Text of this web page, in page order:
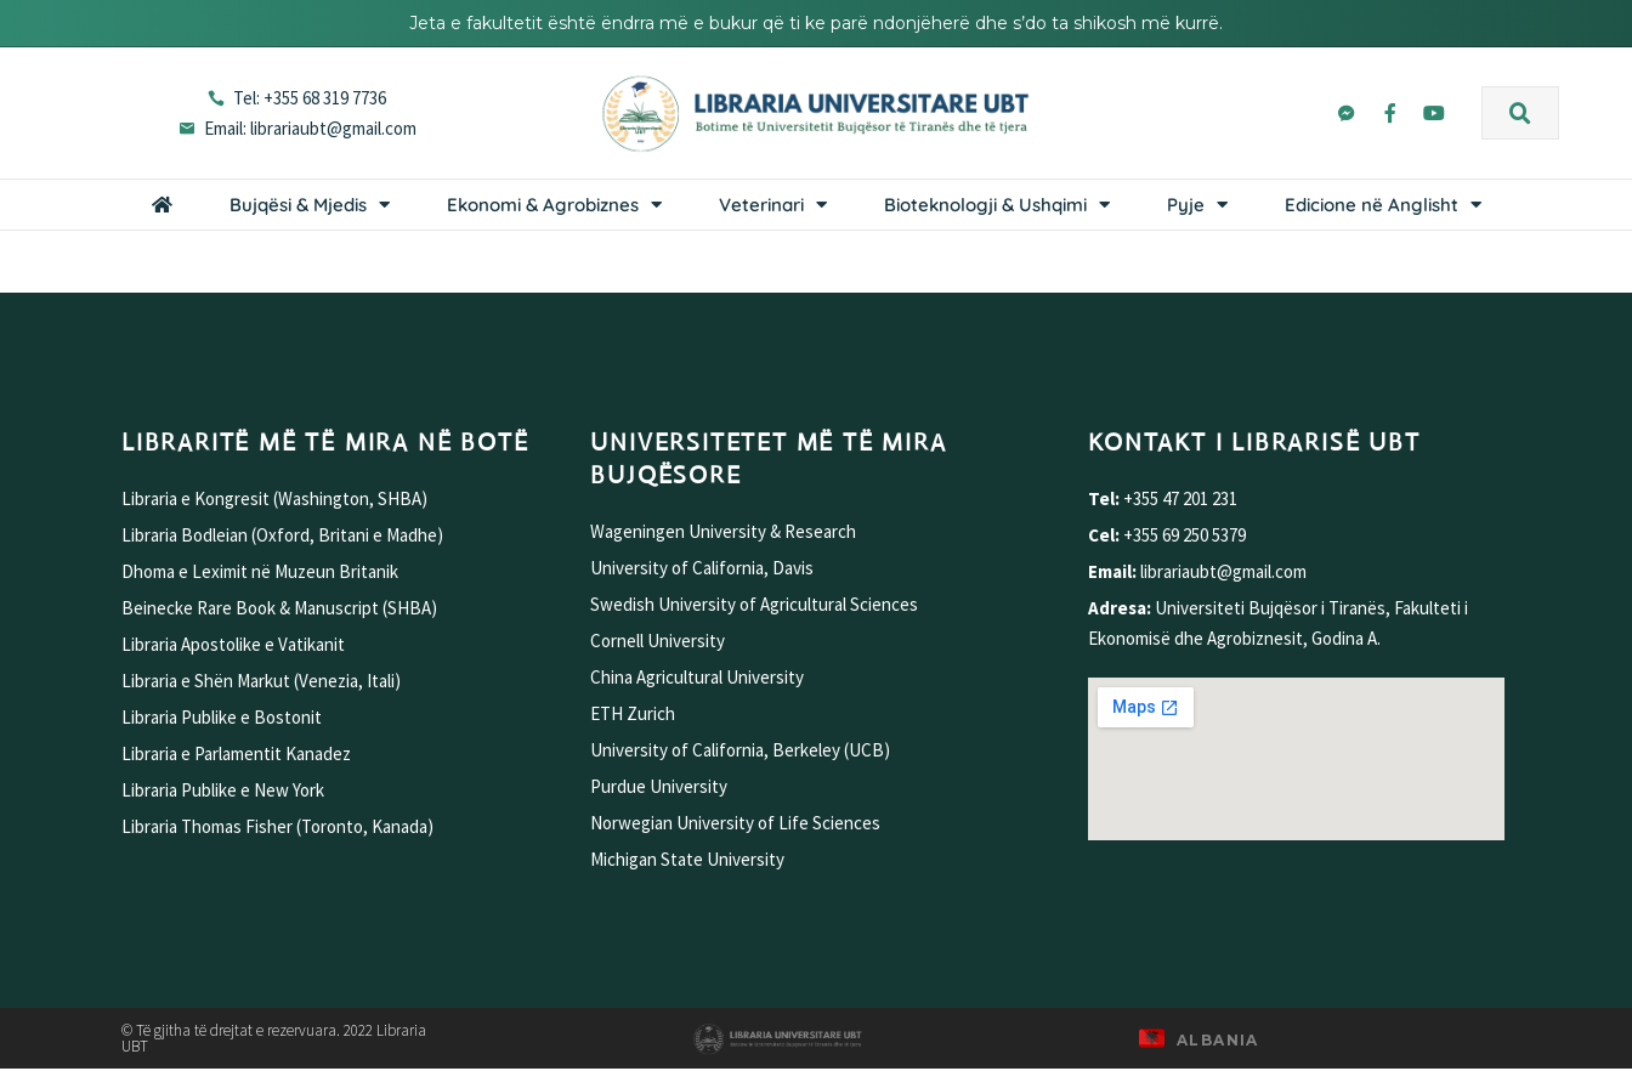
Jeta e fakultetit është ëndrra më e bukur që ti ke parë ndonjëherë dhe s’do ta shikosh më kurrë.
Tel: +355 68 319 7736
Email: librariaubt@gmail.com
Bujqësi & Mjedis Ekonomi & Agrobiznes Veterinari Bioteknologji & Ushqimi Pyje Edicione në Anglisht
LIBRARITË MË TË MIRA NË BOTË
Libraria e Kongresit (Washington, SHBA)
Libraria Bodleian (Oxford, Britani e Madhe)
Dhoma e Leximit në Muzeun Britanik
Beinecke Rare Book & Manuscript (SHBA)
Libraria Apostolike e Vatikanit
Libraria e Shën Markut (Venezia, Itali)
Libraria Publike e Bostonit
Libraria e Parlamentit Kanadez
Libraria Publike e New York
Libraria Thomas Fisher (Toronto, Kanada)
UNIVERSITETET MË TË MIRA
BUJQËSORE
Wageningen University & Research
University of California, Davis
Swedish University of Agricultural Sciences
Cornell University
China Agricultural University
ETH Zurich
University of California, Berkeley (UCB)
Purdue University
Norwegian University of Life Sciences
Michigan State University
KONTAKT I LIBRARISË UBT
Tel: +355 47 201 231
Cel: +355 69 250 5379
Email:librariaubt@gmail.com
Adresa: Universiteti Bujqësor i Tiranës, Fakulteti i
Ekonomisë dhe Agrobiznesit, Godina A.
© Të gjitha të drejtat e rezervuara. 2022 Libraria
UBT ALBANIA